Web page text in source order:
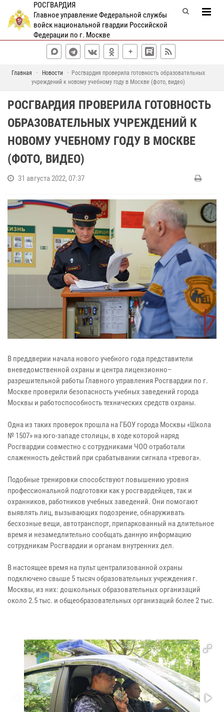
РОСГВАРДИЯ
Главное управление Федеральной службы
войск национальной гвардии Российской
Федерации по г. Москве
Главная Новости
Росгвардия проверила готовность образовательных
учреждений к новому учебному году в Москве (фото, видео)
РОСГВАРДИЯ ПРОВЕРИЛА ГОТОВНОСТЬ
ОБРАЗОВАТЕЛЬНЫХ УЧРЕЖДЕНИЙ К
НОВОМУ УЧЕБНОМУ ГОДУ В МОСКВЕ
(ФОТО, ВИДЕО)
31 августа 2022, 07:37
В преддверии начала нового учебного года представители
вневедомственной охраны и центра лицензионно–
разрешительной работы Главного управления Росгвардии по г.
Москве проверили безопасность учебных заведений города
Москвы и работоспособность технических средств охраны.
Одна из таких проверок прошла на ГБОУ города Москвы «Школа
№ 1507» на юго-западе столицы, в ходе которой наряд
Росгвардии совместно с сотрудниками ЧОО отработали
слаженность действий при срабатывании сигнала «тревога».
Подобные тренировки способствуют повышению уровня
профессиональной подготовки как у росгвардейцев, так и
охранников, работников учебных заведений. Они помогают
выявлять лиц, вызывающих подозрение, обнаруживать
бесхозные вещи, автотранспорт, припаркованный на длительное
время и незамедлительно сообщать данную информацию
сотрудникам Росгвардии и органам внутренних дел.
В настоящее время на пульт централизованной охраны
подключено свыше 5 тысяч образовательных учреждения г.
Москвы, из них: дошкольных образовательных организаций
около 2.5 тыс. и общеобразовательных организаций более 2 тыс.